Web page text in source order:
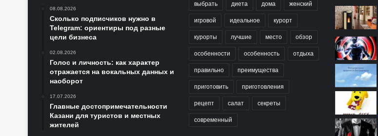
08.08.2026
Сколько подписчиков нужно в
Telegram: ориентиры под разные
цели бизнеса
02.08.2026
Голос и личность: как характер
отражается на вокальных данных и
наоборот
17.07.2026
Главные достопримечательности
Казани для туристов и местных
жителей
выбрать диета дома женский
игровой идеальное курорт
курорты лучшие место обзор
особенности особенность отдыха
правильно преимущества
приготовить приготовления
рецепт салат секреты
современный